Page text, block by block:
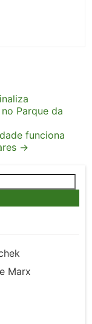
Parque da
funciona
→
Marx